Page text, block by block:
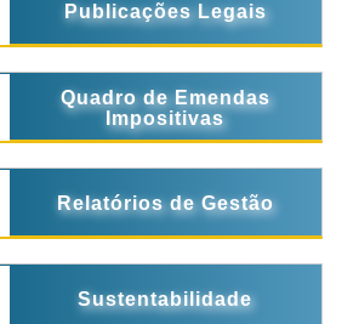
Publicações Legais
Quadro de Emendas
Impositivas
Relatórios de Gestão
Sustentabilidade